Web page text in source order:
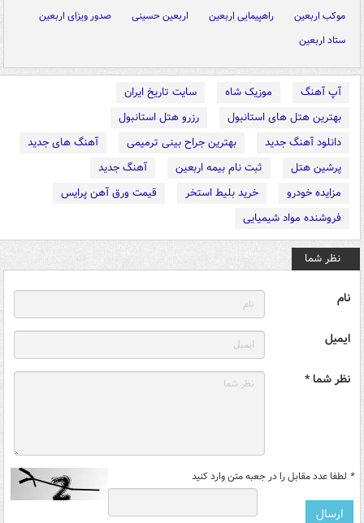
موکب اربعین
راهپیمایی اربعین اربعین حسینی
صدور ویزای اربعین
ستاد اربعین
آپ آهنگ موزیک شاه
سایت تاریخ ایران
بهترین هتل های استانبول
رزرو هتل استانبول
دانلود آهنگ جدید
بهترین جراح بینی ترمیمی
آهنگ های جدید
پرشین هتل
ثبت نام بیمه اربعین
آهنگ جدید
مزایده خودرو
خرید بلیط استخر
قیمت ورق آهن پرایس
فروشنده مواد شیمیایی
نظر شما
نام
ایمیل
نظر شما *
* لطفا عدد مقابل را در جعبه متن وارد کنید